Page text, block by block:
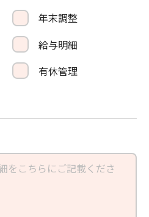
年末調整
給与明細
有休管理